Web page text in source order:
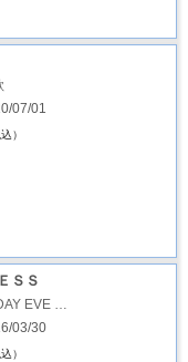
07/01
）
ＳＳ
EVE …
03/30
）